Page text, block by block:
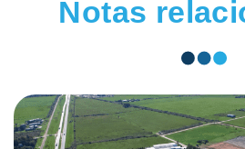
Notas